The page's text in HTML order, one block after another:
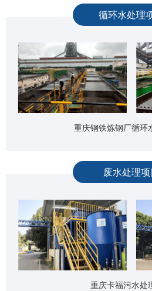
循环水处理
重庆钢铁炼钢厂循环
废水处理项
重庆卡福污水处